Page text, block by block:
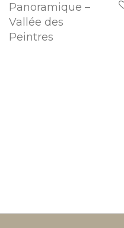
Panoramique –
Vallée des
Peintres